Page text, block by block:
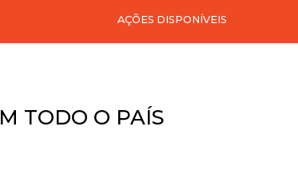
AÇÕES DISPONÍVEIS
TODO O PAÍS